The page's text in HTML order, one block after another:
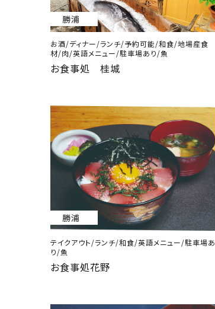
勝浦
お酒/ディナー/ランチ/予約可能/和食/地場産食
材/肉/英語メニュー/駐車場あり/魚
お食事処 桂城
勝浦
テイクアウト/ランチ/和食/英語メニュー/駐車場あ
り/魚
お食事処花野